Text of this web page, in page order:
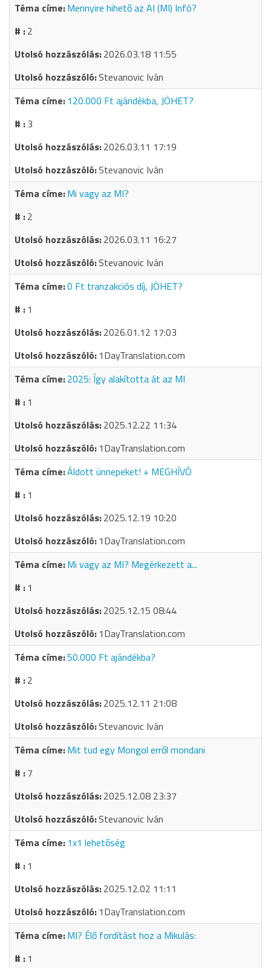
Mennyire hihető az AI (MI) Infó?
2
2026.03.18 11:55
Stevanovic Iván
120.000 Ft ajándékba, JÖHET?
3
2026.03.11 17:19
Stevanovic Iván
Mi vagy az MI?
2
2026.03.11 16:27
Stevanovic Iván
0 Ft tranzakciós díj, JÖHET?
1
2026.01.12 17:03
1DayTranslation.com
2025: Így alakította át az MI
1
2025.12.22 11:34
1DayTranslation.com
Áldott ünnepeket! + MEGHÍVÓ
1
2025.12.19 10:20
1DayTranslation.com
Mi vagy az MI? Megérkezett a...
1
2025.12.15 08:44
1DayTranslation.com
50.000 Ft ajándékba?
2
2025.12.11 21:08
Stevanovic Iván
Mit tud egy Mongol erről mondani
7
2025.12.08 23:37
Stevanovic Iván
1x1 lehetőség
1
2025.12.02 11:11
1DayTranslation.com
MI? Élő fordítást hoz a Mikulás:
1